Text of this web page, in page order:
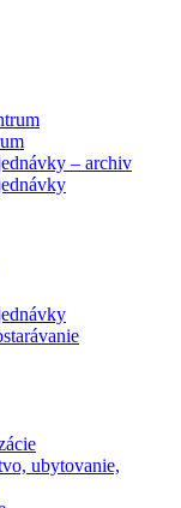
– archiv
ubytovanie,